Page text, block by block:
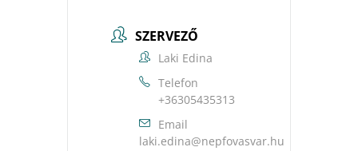
SZERVEZŐ
Laki Edina
Telefon
+36305435313
Email
uh.ravsavofpen@anide.ikal